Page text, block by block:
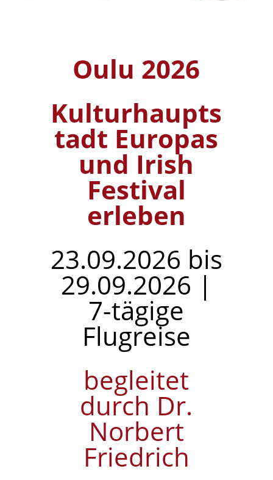
Oulu 2026
Kulturhaupts
tadt Europas
und Irish
Festival
erleben
23.09.2026 bis
29.09.2026 |
7-tägige
Flugreise
begleitet
durch Dr.
Norbert
Friedrich